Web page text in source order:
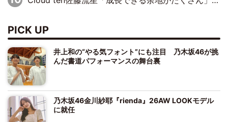
PICK UP
井上和の“やる気フォント”にも注目 乃木坂46が挑
んだ書道パフォーマンスの舞台裏
乃木坂46金川紗耶『rienda』26AW LOOKモデル
に就任